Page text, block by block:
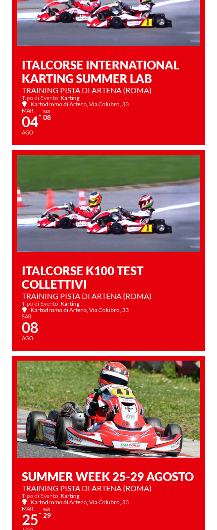
ITALCORSE INTERNATIONAL
KARTING SUMMER LAB
TRAINING PISTA DI ARTENA (ROMA)
Tipo di Evento Karting
Kartodromo di Artena , Via Colubro, 33
MAR
04
AGO
SAB
08
ITALCORSE K100 TEST
COLLETTIVI
TRAINING PISTA DI ARTENA (ROMA)
Tipo di Evento Karting
Kartodromo di Artena , Via Colubro, 33
SAB
08
AGO
SUMMER WEEK 25-29 AGOSTO
TRAINING PISTA DI ARTENA (ROMA)
Tipo di Evento Karting
Kartodromo di Artena , Via Colubro, 33
MAR
25
SAB
29